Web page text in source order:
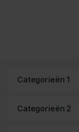
Categorieën 1
Categorieën 2